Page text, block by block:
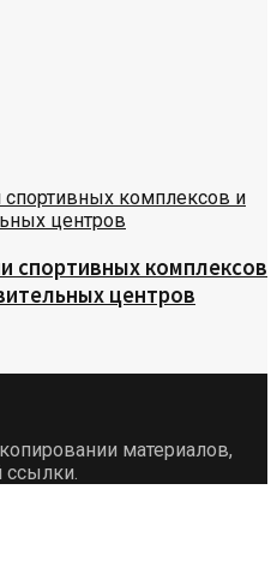
спортивных комплексов
центров
материалов,
ссылки.